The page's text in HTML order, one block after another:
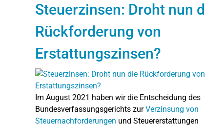
Steuerzinsen: Droht nun
Rückforderung von
Erstattungszinsen?
Im August 2021 haben wir die Entscheidung des
Bundesverfassungsgerichts zurVerzinsung von
Steuernachforderungen und Steuererstattungen